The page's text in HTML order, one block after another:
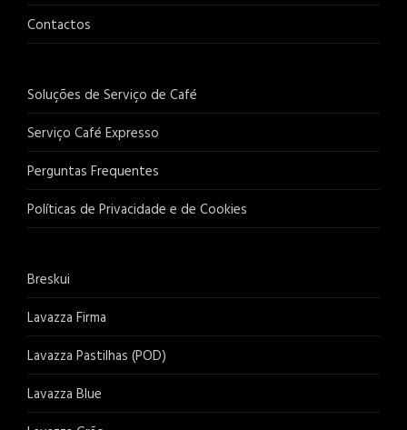
Contactos
Soluções de Serviço de Café
Serviço Café Expresso
Perguntas Frequentes
Políticas de Privacidade e de Cookies
Breskui
Lavazza Firma
Lavazza Pastilhas (POD)
Lavazza Blue